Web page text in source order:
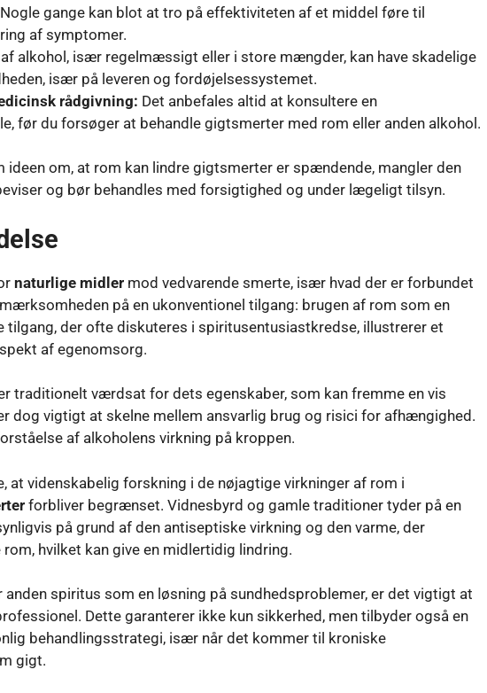
Nogle gange kan blot at tro på effektiviteten af ​​et middel føre til
af symptomer.
alkohol, især regelmæssigt eller i store mængder, kan have skadelige
især på leveren og fordøjelsessystemet.
rådgivning: Det anbefales altid at konsultere en
før du forsøger at behandle gigtsmerter med rom eller anden alkohol.
ideen om, at rom kan lindre gigtsmerter er spændende, mangler den
og bør behandles med forsigtighed og under lægeligt tilsyn.
naturlige midler mod vedvarende smerte, især hvad der er forbundet
på en ukonventionel tilgang: brugen af ​​rom som en
tilgang, der ofte diskuteres i spiritusentusiastkredse, illustrerer et
af egenomsorg.
traditionelt værdsat for dets egenskaber, som kan fremme en vis
dog vigtigt at skelne mellem ansvarlig brug og risici for afhængighed.
af alkoholens virkning på kroppen.
at videnskabelig forskning i de nøjagtige virkninger af rom i
forbliver begrænset. Vidnesbyrd og gamle traditioner tyder på en
på grund af den antiseptiske virkning og den varme, der
hvilket kan give en midlertidig lindring.
anden spiritus som en løsning på sundhedsproblemer, er det vigtigt at
Dette garanterer ikke kun sikkerhed, men tilbyder også en
behandlingsstrategi, især når det kommer til kroniske
gigt.